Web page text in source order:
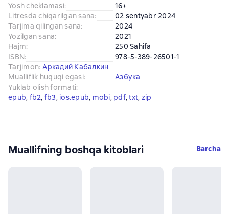
Yosh cheklamasi:
16+
Litresda chiqarilgan sana:
02 sentyabr 2024
Tarjima qilingan sana:
2024
Yozilgan sana:
2021
Hajm:
250 Sahifa
ISBN:
978-5-389-26501-1
Tarjimon: Аркадий Кабалкин
Mualliflik huquqi egasi:
Азбука
Yuklab olish formati:
epub, fb2, fb3, ios.epub, mobi, pdf, txt, zip
Muallifning boshqa kitoblari Barcha